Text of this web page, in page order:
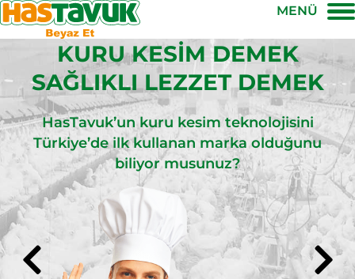
MENÜ
KURU KESIM DEMEK
SAĞLIKLI LEZZET DEMEK
HasTavuk’un kuru kesim teknolojisini
Türkiye’de ilk kullanan marka olduğunu
biliyor musunuz?